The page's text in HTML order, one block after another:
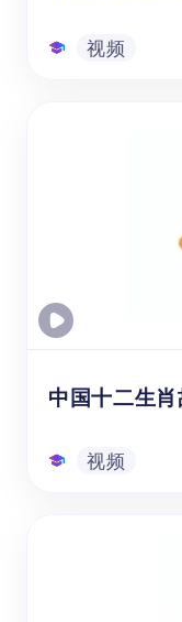
视频
【中国文化之
视频课程资源
一年级）的孩
师一起了解关
过互动、讨论
兴趣,还可以
读、转述故事
中国十二生肖
视频
通过观看的生
在3-8岁的幼